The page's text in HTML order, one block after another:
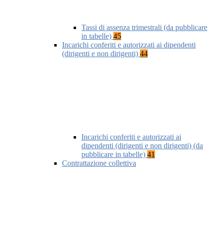
Tassi di assenza trimestrali (da pubblicare
in tabelle) 45
Incarichi conferiti e autorizzati ai dipendenti
(dirigenti e non dirigenti) 44
Incarichi conferiti e autorizzati ai
dipendenti (dirigenti e non dirigenti) (da
pubblicare in tabelle) 41
Contrattazione collettiva